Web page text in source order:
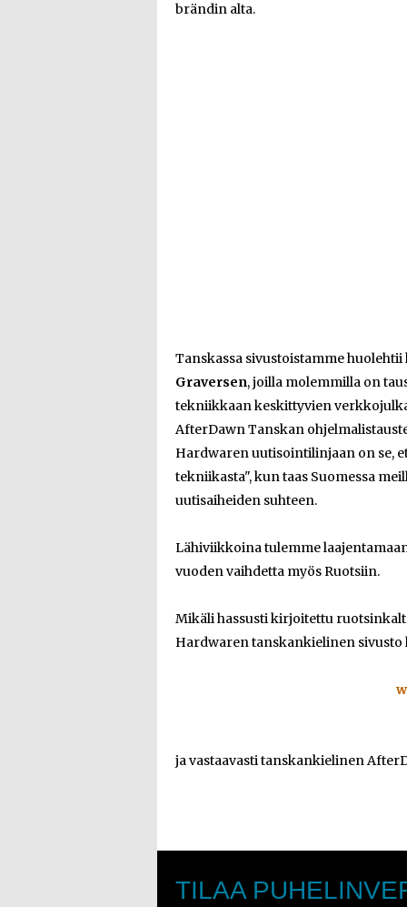
brändin alta.
Tanskassa sivustoistamme
Graversen, joilla molemmilla on
tekniikkaan keskittyvien
AfterDawn Tanskan
Hardwaren uutisointilinjaan on se,
tekniikasta", kun taas Suomessa
uutisaiheiden suhteen.
Lähiviikkoina tulemme
vuoden vaihdetta myös Ruotsiin.
Mikäli hassusti kirjoitettu
Hardwaren tanskankielinen sivusto
ja vastaavasti tanskankielinen
TILAA